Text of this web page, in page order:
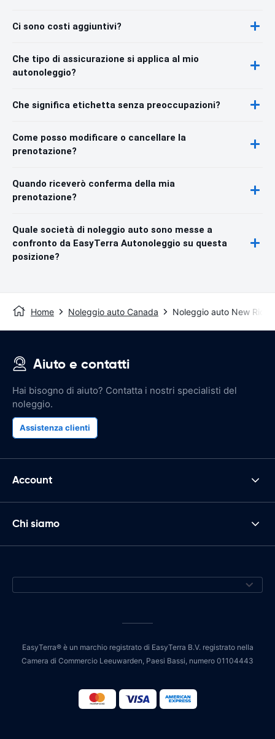
Ci sono costi aggiuntivi?
Che tipo di assicurazione si applica al mio
autonoleggio?
Che significa etichetta senza preoccupazioni?
Come posso modificare o cancellare la
prenotazione?
Quando riceverò conferma della mia
prenotazione?
Quale società di noleggio auto sono messe a
confronto da EasyTerra Autonoleggio su questa
posizione?
Home Noleggio auto Canada Noleggio auto New
Aiuto e contatti
Hai bisogno di aiuto? Contatta i nostri specialisti del
noleggio.
Assistenza clienti
Account
Chi siamo
EasyTerra® è un marchio registrato di EasyTerra B.V. registrato nella
Camera di Commercio Leeuwarden, Paesi Bassi, numero 01104443